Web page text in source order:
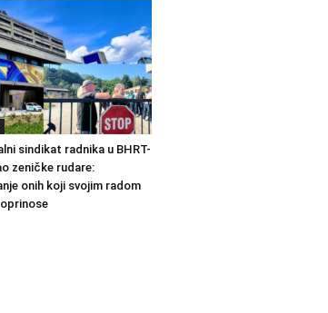
sindikat radnika u BHRT-
zeničke rudare:
onih koji svojim radom